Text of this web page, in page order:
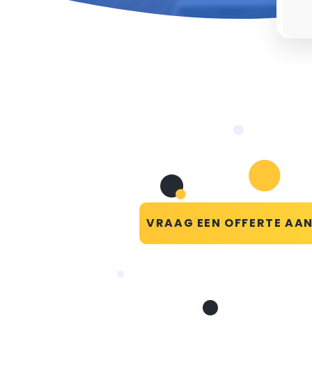
VRAAG EEN OFFERTE